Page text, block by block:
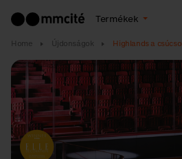
Termékek
Home Újdonságok Highlands a